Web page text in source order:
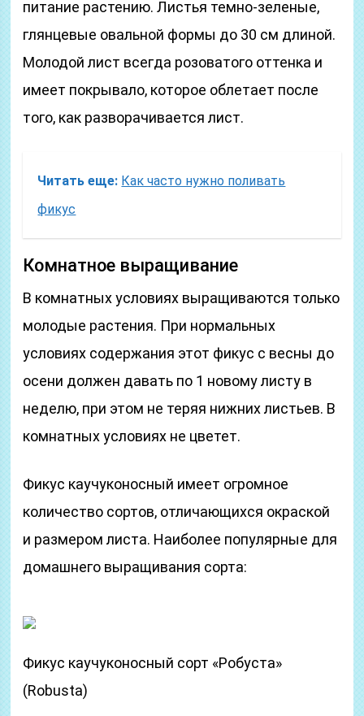
питание растению. Листья темно-зеленые,
глянцевые овальной формы до 30 см длиной.
Молодой лист всегда розоватого оттенка и
имеет покрывало, которое облетает после
того, как разворачивается лист.
Читать еще: Как часто нужно поливать
фикус
Комнатное выращивание
В комнатных условиях выращиваются только
молодые растения. При нормальных
условиях содержания этот фикус с весны до
осени должен давать по 1 новому листу в
неделю, при этом не теряя нижних листьев. В
комнатных условиях не цветет.
Фикус каучуконосный имеет огромное
количество сортов, отличающихся окраской
и размером листа. Наиболее популярные для
домашнего выращивания сорта:
Фикус каучуконосный сорт «Робуста»
(Robusta)